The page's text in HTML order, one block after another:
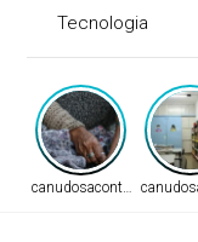
Tecnologia
canudosacontece.com